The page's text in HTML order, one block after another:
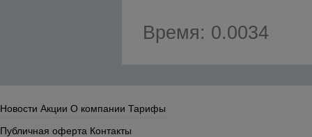
Время: 0.0034
Новости Акции О компании Тарифы
Публичная оферта Контакты